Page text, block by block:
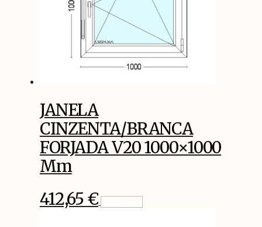
JANELA
CINZENTA/BRANCA
FORJADA V20 1000×1000
Mm
412,65€